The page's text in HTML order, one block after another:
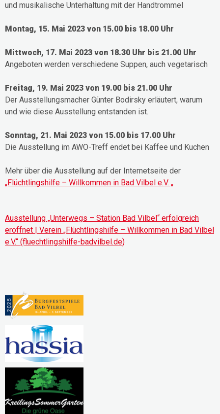
und musikalische Unterhaltung mit der Handtrommel
Montag, 15. Mai 2023 von 15.00 bis 18.00 Uhr
Mittwoch, 17. Mai 2023 von 18.30 Uhr bis 21.00 Uhr
Angeboten werden verschiedene Suppen, auch vegetarisch
Freitag, 19. Mai 2023 von 19.00 bis 21.00 Uhr
Der Ausstellungsmacher Günter Bodirsky erläutert, warum
und wie diese Ausstellung entstanden ist.
Sonntag, 21. Mai 2023 von 15.00 bis 17.00 Uhr
Die Ausstellung im AWO-Treff endet bei Kaffee und Kuchen
Mehr über die Ausstellung auf der Internetseite der
„Flüchtlingshilfe – Willkommen in Bad Vilbel e.V. „
Ausstellung „Unterwegs – Station Bad Vilbel“ erfolgreich
eröffnet | Verein „Flüchtlingshilfe – Willkommen in Bad Vilbel
e.V.“ (fluechtlingshilfe-badvilbel.de)